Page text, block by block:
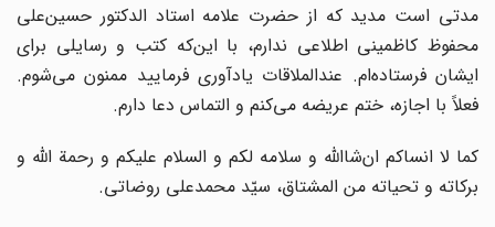
مدتی است مدید که از حضرت علامه استاد الدکتور حسین‌علی
محفوظ کاظمینی اطلاعی ندارم، با این‌که کتب و رسایلی برای
ایشان فرستاده‌ام. عندالملاقات یادآوری فرمایید ممنون می‌شوم.
فعلاً با اجازه، ختم عریضه می‌کنم و التماس دعا دارم.
کما لا انساکم ان‌شاالله و سلامه لکم و السلام علیکم و رحمة الله و
برکاته و تحیاته من المشتاق، سیّد محمدعلی روضاتی.